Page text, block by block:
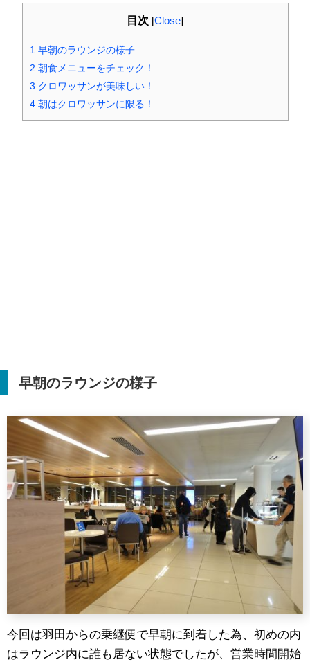
目次 [Close]
1 早朝のラウンジの様子
2 朝食メニューをチェック！
3 クロワッサンが美味しい！
4朝はクロワッサンに限る！
早朝のラウンジの様子
今回は羽田からの乗継便で早朝に到着した為、初めの内
はラウンジ内に誰も居ない状態でしたが、営業時間開始